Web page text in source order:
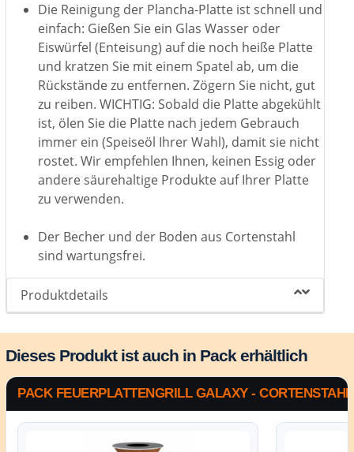
Die Reinigung der Plancha-Platte ist schnell und
einfach: Gießen Sie ein Glas Wasser oder
Eiswürfel (Enteisung) auf die noch heiße Platte
und kratzen Sie mit einem Spatel ab, um die
Rückstände zu entfernen. Zögern Sie nicht, gut
zu reiben. WICHTIG: Sobald die Platte abgekühlt
ist, ölen Sie die Platte nach jedem Gebrauch
immer ein (Speiseöl Ihrer Wahl), damit sie nicht
rostet. Wir empfehlen Ihnen, keinen Essig oder
andere säurehaltige Produkte auf Ihrer Platte
zu verwenden.
Der Becher und der Boden aus Cortenstahl
sind wartungsfrei.
Produktdetails
Dieses Produkt ist auch in Pack erhältlich
PACK FEUERPLATTENGRILL GALAXY -